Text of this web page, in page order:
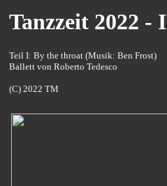
Tanzzeit 2022 - I
Teil I: By the throat (Musik: Ben Frost)
Ballett von Roberto Tedesco
(C) 2022 TM